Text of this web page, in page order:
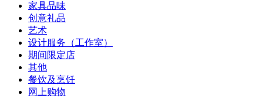
家具品味
创意礼品
艺术
设计服务（工作室）
期间限定店
其他
餐饮及烹饪
网上购物